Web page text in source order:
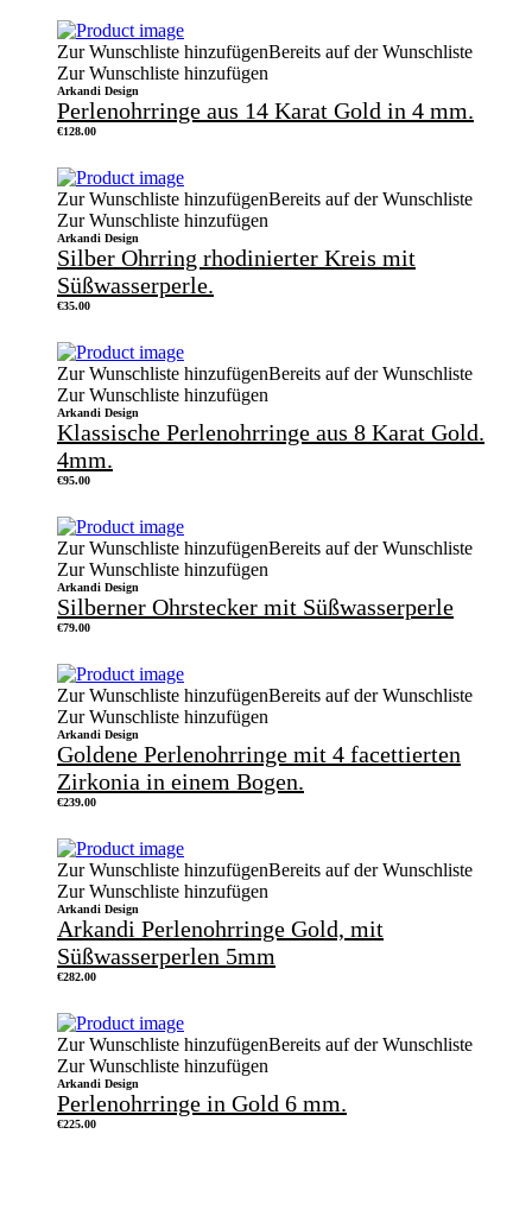
Zur Wunschliste hinzufügenBereits auf der Wunschliste
Zur Wunschliste hinzufügen
Arkandi Design
Perlenohrringe aus 14 Karat Gold in 4 mm.
€128.00
Zur Wunschliste hinzufügenBereits auf der Wunschliste
Zur Wunschliste hinzufügen
Arkandi Design
Silber Ohrring rhodinierter Kreis mit
Süßwasserperle.
€35.00
Zur Wunschliste hinzufügenBereits auf der Wunschliste
Zur Wunschliste hinzufügen
Arkandi Design
Klassische Perlenohrringe aus 8 Karat Gold.
4mm.
€95.00
Zur Wunschliste hinzufügenBereits auf der Wunschliste
Zur Wunschliste hinzufügen
Arkandi Design
Silberner Ohrstecker mit Süßwasserperle
€79.00
Zur Wunschliste hinzufügenBereits auf der Wunschliste
Zur Wunschliste hinzufügen
Arkandi Design
Goldene Perlenohrringe mit 4 facettierten
Zirkonia in einem Bogen.
€239.00
Zur Wunschliste hinzufügenBereits auf der Wunschliste
Zur Wunschliste hinzufügen
Arkandi Design
Arkandi Perlenohrringe Gold, mit
Süßwasserperlen 5mm
€282.00
Zur Wunschliste hinzufügenBereits auf der Wunschliste
Zur Wunschliste hinzufügen
Arkandi Design
Perlenohrringe in Gold 6 mm.
€225.00